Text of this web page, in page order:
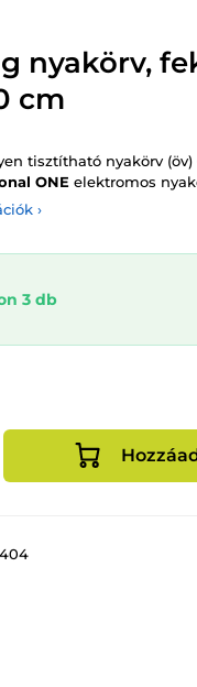
nyakörv,
cm
tisztítható nyakörv (öv)
ONE elektromos
›
3 db